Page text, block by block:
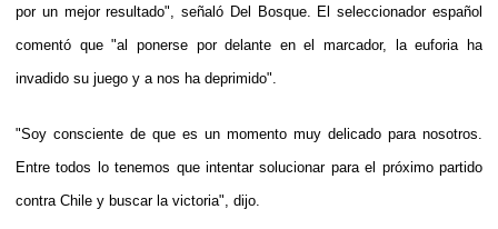
por un mejor resultado", señaló Del Bosque. El seleccionador español
comentó que "al ponerse por delante en el marcador, la euforia ha
invadido su juego y a nos ha deprimido".
"Soy consciente de que es un momento muy delicado para nosotros.
Entre todos lo tenemos que intentar solucionar para el próximo partido
contra Chile y buscar la victoria", dijo.